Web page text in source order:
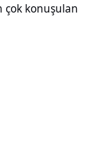
çok konuşulan